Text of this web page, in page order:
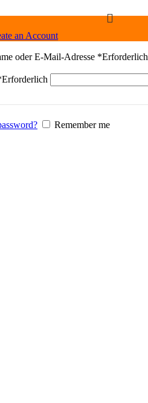
an Account
oder E-Mail-Adresse *Erforderlich
Erforderlich
Remember me